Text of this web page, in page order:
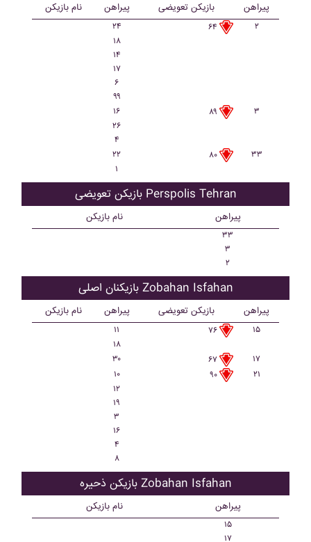
نام بازیکن پیراهن بازیکن تعویضی پیراهن
۲۴ ۶۴
۲
۱۸
۱۴
۱۷
۶
۹۹
۱۶
۸۹
۳
۲۶
۴
۲۲
۸۰
۳۳
۱
بازیکن تعویضی Perspolis Tehran
نام بازیکن پیراهن
۳۳
۳
۲
بازیکنان اصلی Zobahan Isfahan
نام بازیکن پیراهن بازیکن تعویضی پیراهن
۱۱ ۷۶
۱۵
۱۸
۳۰
۶۷
۱۷
۱۰
۹۰
۲۱
۱۲
۱۹
۳
۱۶
۴
۸
بازیکن ذحیره Zobahan Isfahan
نام بازیکن پیراهن
۱۵
۱۷